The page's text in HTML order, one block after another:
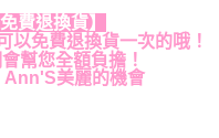
費退換貨】
以免費退換貨一次的哦！
幫您全額負擔！
Ann'S美麗的機會